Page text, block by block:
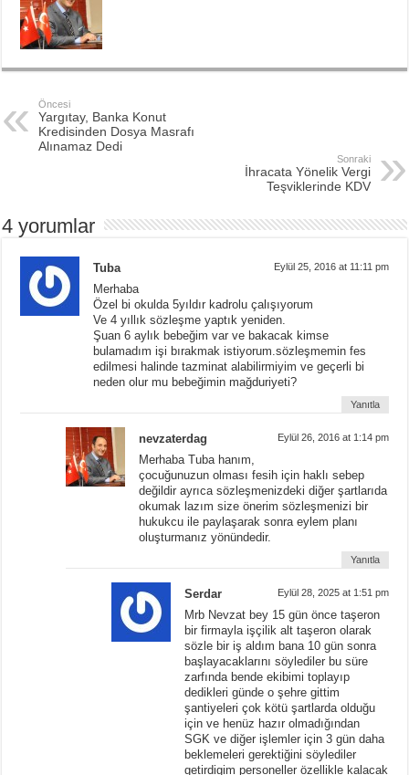
Öncesi
Yargıtay, Banka Konut
Kredisinden Dosya Masrafı
Alınamaz Dedi
Sonraki
İhracata Yönelik Vergi
Teşviklerinde KDV
4 yorumlar
Tuba Eylül 25, 2016 at 11:11 pm
Merhaba
Özel bi okulda 5yıldır kadrolu çalışıyorum
Ve 4 yıllık sözleşme yaptık yeniden.
Şuan 6 aylık bebeğim var ve bakacak kimse
bulamadım işi bırakmak istiyorum.sözleşmemin fes
edilmesi halinde tazminat alabilirmiyim ve geçerli bi
neden olur mu bebeğimin mağduriyeti?
Yanıtla
nevzaterdag Eylül 26, 2016 at 1:14 pm
Merhaba Tuba hanım,
çocuğunuzun olması fesih için haklı sebep
değildir ayrıca sözleşmenizdeki diğer şartlarıda
okumak lazım size önerim sözleşmenizi bir
hukukcu ile paylaşarak sonra eylem planı
oluşturmanız yönündedir.
Yanıtla
Serdar Eylül 28, 2025 at 1:51 pm
Mrb Nevzat bey 15 gün önce taşeron
bir firmayla işçilik alt taşeron olarak
sözle bir iş aldım bana 10 gün sonra
başlayacaklarını söylediler bu süre
zarfında bende ekibimi toplayıp
dedikleri günde o şehre gittim
şantiyeleri çok kötü şartlarda olduğu
için ve henüz hazır olmadığından
SGK ve diğer işlemler için 3 gün daha
beklemeleri gerektiğini söylediler
getirdigim personeller özellikle kalacak